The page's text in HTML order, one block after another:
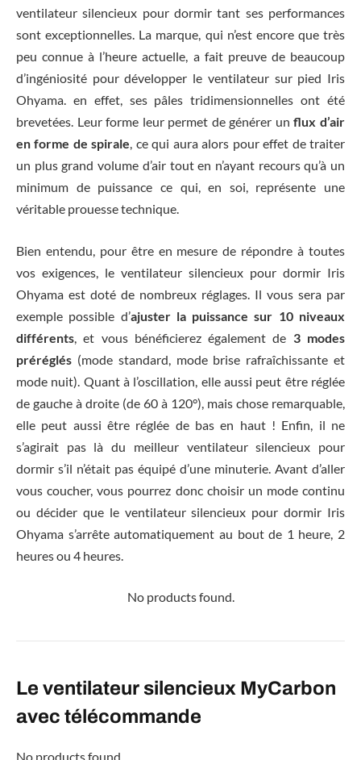
ventilateur silencieux pour dormir tant ses performances
sont exceptionnelles. La marque, qui n’est encore que très
peu connue à l’heure actuelle, a fait preuve de beaucoup
d’ingéniosité pour développer le ventilateur sur pied Iris
Ohyama. en effet, ses pâles tridimensionnelles ont été
brevetées. Leur forme leur permet de générer unflux d’air
en forme de spirale, ce qui aura alors pour effet de traiter
un plus grand volume d’air tout en n’ayant recours qu’à un
minimum de puissance ce qui, en soi, représente une
véritable prouesse technique.
Bien entendu, pour être en mesure de répondre à toutes
vos exigences, le ventilateur silencieux pour dormir Iris
Ohyama est doté de nombreux réglages. Il vous sera par
exemple possible d’ajuster la puissance sur 10 niveaux
différents , et vous bénéficierez également de 3 modes
préréglés (mode standard, mode brise rafraîchissante et
mode nuit). Quant à l’oscillation, elle aussi peut être réglée
de gauche à droite (de 60 à 120°), mais chose remarquable,
elle peut aussi être réglée de bas en haut ! Enfin, il ne
s’agirait pas là du meilleur ventilateur silencieux pour
dormir s’il n’était pas équipé d’une minuterie. Avant d’aller
vous coucher, vous pourrez donc choisir un mode continu
ou décider que le ventilateur silencieux pour dormir Iris
Ohyama s’arrête automatiquement au bout de 1 heure, 2
heures ou 4 heures.
No products found.
Le ventilateur silencieux MyCarbon
avec télécommande
No products found.